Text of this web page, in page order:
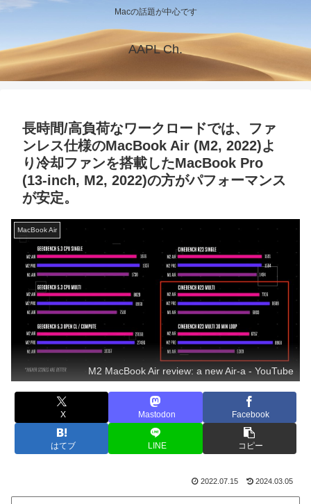
Macの話題が中心です
AAPL Ch.
長時間/高負荷なワークロードでは、ファ
ンレス仕様のMacBook Air (M2, 2022)よ
り冷却ファンを搭載したMacBook Pro
(13-inch, M2, 2022)の方がパフォーマンス
が安定。
MacBook Air
M2 MacBook Air review: a new Air-a - YouTube
X Mastodon Facebook
はてブ LINE コピー
2022.07.15 2024.03.05